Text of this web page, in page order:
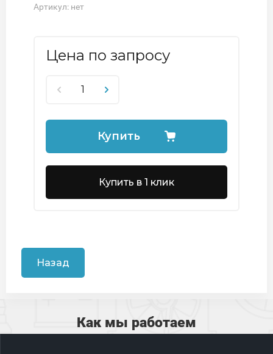
Артикул: нет
Цена по запросу
Купить
Купить в 1 клик
Назад
Как мы работаем